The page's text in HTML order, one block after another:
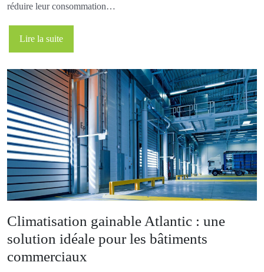
réduire leur consommation…
Lire la suite
Climatisation gainable Atlantic : une
solution idéale pour les bâtiments
commerciaux